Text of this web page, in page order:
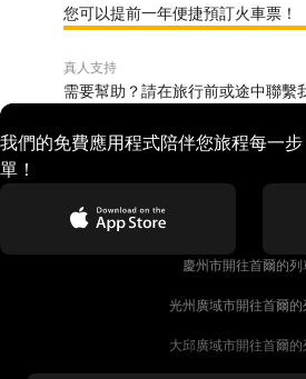
您可以提前一年便捷預訂火車票！
真人支持
需要幫助？請在旅行前或途中聯繫
我們的免費應用程式陪伴您旅程每一
單！
慶州市開往首爾的列
光州廣域市開往首爾的
大邱廣域市開往首爾的